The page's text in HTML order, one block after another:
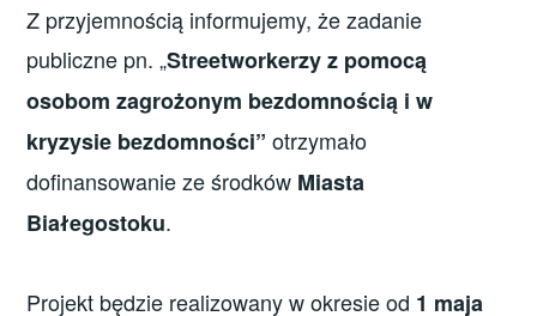
Z przyjemnością informujemy, że zadanie
publiczne pn. „Streetworkerzy z pomocą
osobom zagrożonym bezdomnością i w
kryzysie bezdomności”otrzymało
dofinansowanie ze środków Miasta
Białegostoku.
Projekt będzie realizowany w okresie od 1 maja